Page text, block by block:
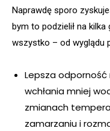
Naprawdę sporo
bym to podzielił na
wszystko – od wyglądu
Lepsza
wchłania mniej
zmianach
zamarzaniu i